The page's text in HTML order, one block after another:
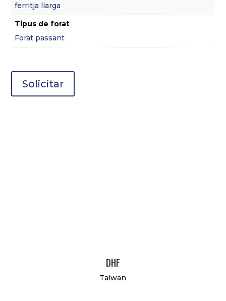
ferritja llarga
Tipus de forat
Forat passant
Solicitar
DHF
Taiwan